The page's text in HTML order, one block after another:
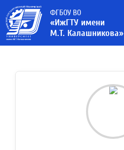
ФГБОУ ВО
«ИжГТУ имени
М.Т. Калашникова»